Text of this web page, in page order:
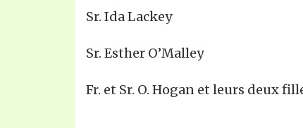
Sr. Ida Lackey
Sr. Esther O’Malley
Fr. et Sr. O. Hogan et leurs deux